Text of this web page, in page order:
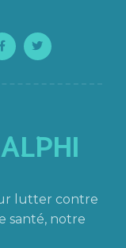
lutter contre
santé, notre